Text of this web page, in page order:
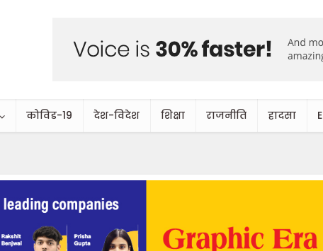
कोविड-19 देश-विदेश शिक्षा राजनीति हादसा